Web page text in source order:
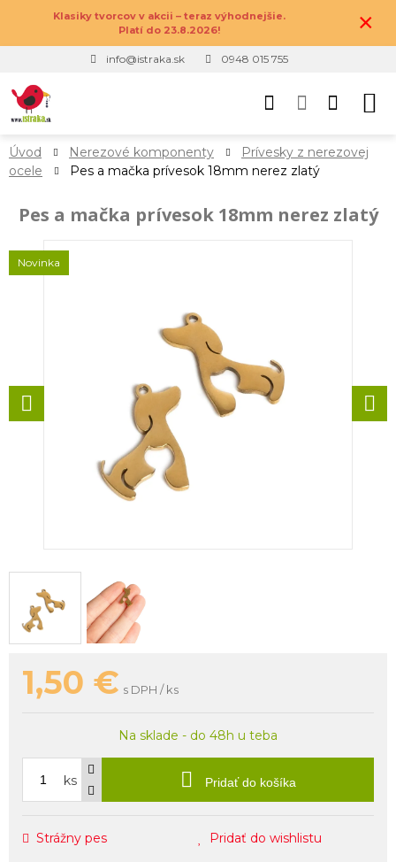
Klasiky tvorcov v akcii – teraz výhodnejšie.
Platí do 23.8.2026!
×
info@istraka.sk 0948 015 755
Úvod Nerezové komponenty
Prívesky z nerezovej
ocele
Pes a mačka prívesok 18mm nerez zlatý
Pes a mačka prívesok 18mm nerez zlatý
Novinka
1,50 € s DPH / ks
Na sklade - do 48h u teba
ks Pridať do košíka
Strážny pes Pridať do wishlistu